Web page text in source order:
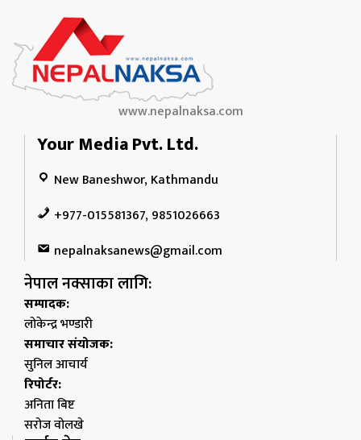
www.nepalnaksa.com
Your Media Pvt. Ltd.
New Baneshwor, Kathmandu
+977-015581367, 9851026663
nepalnaksanews@gmail.com
नेपाल नक्साका लागि:
सम्पादक:
लोकेन्द्र भण्डारी
समाचार संयोजक:
सुनिल आचार्य
रिपोर्टर:
अनिता बिष्ट
सरोज वोलखे